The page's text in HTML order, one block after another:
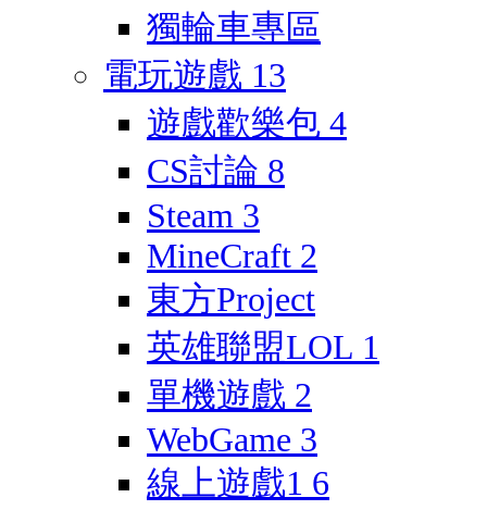
獨輪車專區
電玩遊戲 13
遊戲歡樂包 4
CS討論 8
Steam 3
MineCraft 2
東方Project
英雄聯盟LOL 1
單機遊戲 2
WebGame 3
線上遊戲1 6